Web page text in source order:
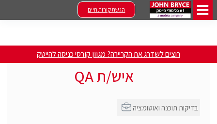
הגשת קורות חיים
רוצים לשדרג את הקריירה? מגוון קורסי כניסה להייטק
איש/ת QA